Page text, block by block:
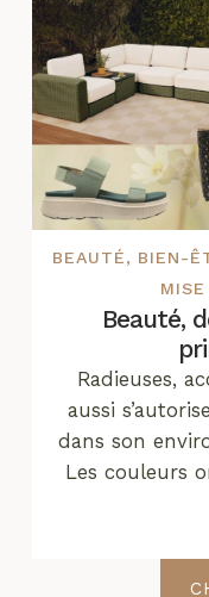
BEAUTÉ, BIEN-
MISE
Beauté,
Radieuses,
aussi
dans son
Les couleurs